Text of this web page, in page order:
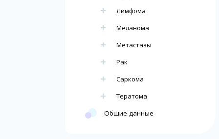
Лимфома
Меланома
Метастазы
Рак
Саркома
Тератома
Общие данные